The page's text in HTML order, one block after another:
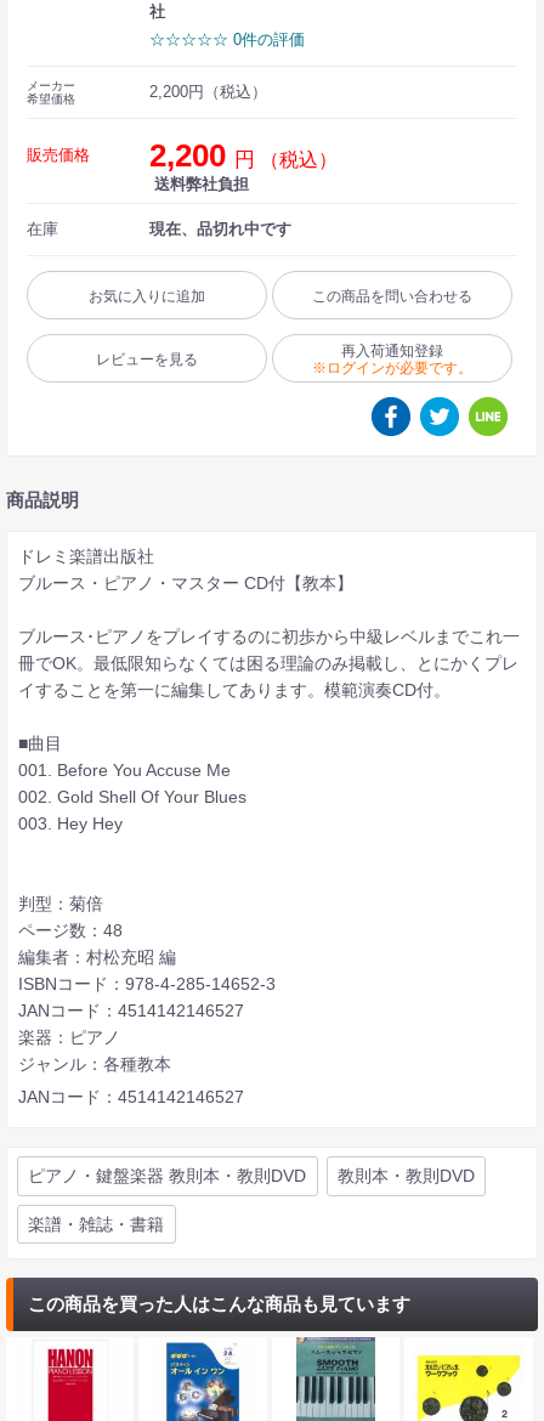
社
☆☆☆☆☆ 0件の評価
メーカー
希望価格
2,200円（税込）
販売価格 2,200 円 （税込）
送料弊社負担
在庫 現在、品切れ中です
お気に入りに追加 この商品を問い合わせる
レビューを見る
再入荷通知登録
※ログインが必要です。
商品説明
ドレミ楽譜出版社
ブルース・ピアノ・マスター CD付【教本】
ブルース･ピアノをプレイするのに初歩から中級レベルまでこれ一
冊でOK。最低限知らなくては困る理論のみ掲載し、とにかくプレ
イすることを第一に編集してあります。模範演奏CD付。
■曲目
001. Before You Accuse Me
002. Gold Shell Of Your Blues
003. Hey Hey
判型：菊倍
ページ数：48
編集者：村松充昭 編
ISBNコード：978-4-285-14652-3
JANコード：4514142146527
楽器：ピアノ
ジャンル：各種教本
JANコード：4514142146527
ピアノ・鍵盤楽器 教則本・教則DVD 教則本・教則DVD
楽譜・雑誌・書籍
この商品を買った人はこんな商品も見ています